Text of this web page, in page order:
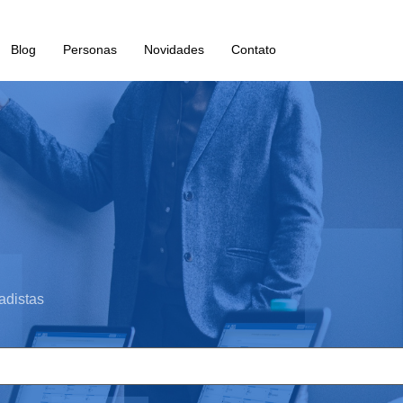
Blog Personas Novidades Contato